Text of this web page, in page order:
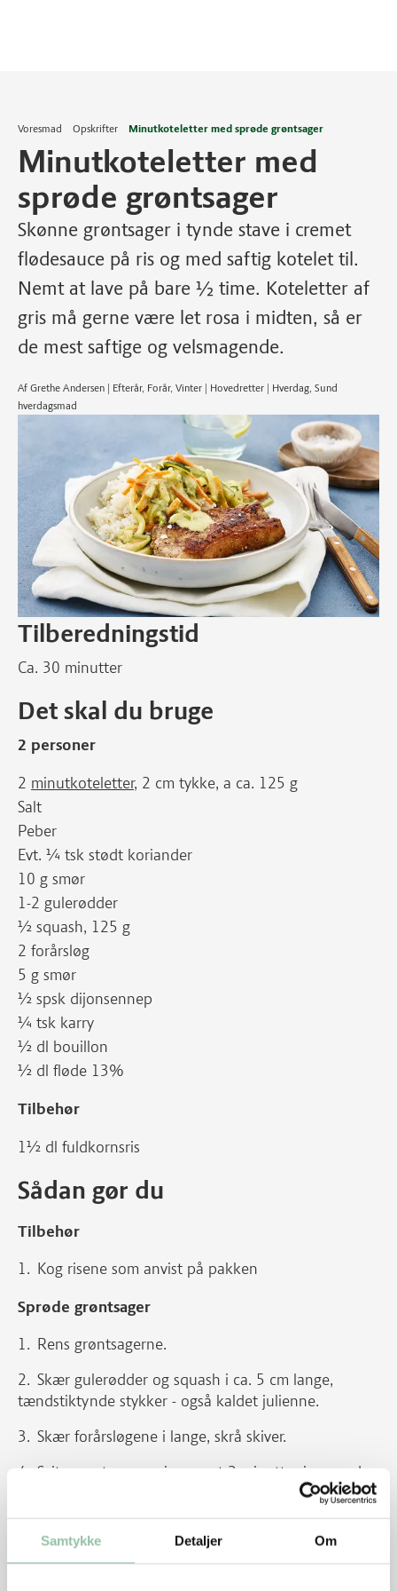
Samtykke Detaljer Om
Voresmad Opskrifter Minutkoteletter med sprøde grøntsager
Minutkoteletter med
sprøde grøntsager
Skønne grøntsager i tynde stave i cremet
flødesauce på ris og med saftig kotelet til.
Nemt at lave på bare ½ time. Koteletter af
gris må gerne være let rosa i midten, så er
de mest saftige og velsmagende.
Af Grethe Andersen | Efterår, Forår, Vinter | Hovedretter | Hverdag, Sund
hverdagsmad
Tilberedningstid
Ca. 30 minutter
Det skal du bruge
2 personer
2 minutkoteletter, 2 cm tykke, a ca. 125 g
Salt
Peber
Evt. ¼ tsk stødt koriander
10 g smør
1-2 gulerødder
½ squash, 125 g
2 forårsløg
5 g smør
½ spsk dijonsennep
¼ tsk karry
½ dl bouillon
½ dl fløde 13%
Tilbehør
1½ dl fuldkornsris
Sådan gør du
Tilbehør
Kog risene som anvist på pakken
Sprøde grøntsager
Rens grøntsagerne.
Skær gulerødder og squash i ca. 5 cm lange,
tændstiktynde stykker - også kaldet julienne.
Skær forårsløgene i lange, skrå skiver.
Svits grøntsagerne i smørret 2 minutter i en gryde.
Tilsæt sennep, karry, bouillon, fløde, salt og peber
grøntsagerne må gerne bevare lidt af deres sprødhed.